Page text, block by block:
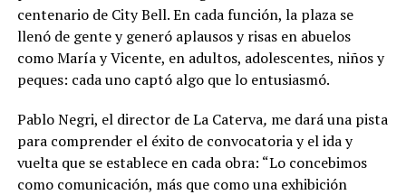
centenario de City Bell. En cada función, la plaza se
llenó de gente y generó aplausos y risas en abuelos
como María y Vicente, en adultos, adolescentes, niños y
peques: cada uno captó algo que lo entusiasmó.
Pablo Negri, el director de La Caterva, me dará una pista
para comprender el éxito de convocatoria y el ida y
vuelta que se establece en cada obra: “Lo concebimos
como comunicación, más que como una exhibición